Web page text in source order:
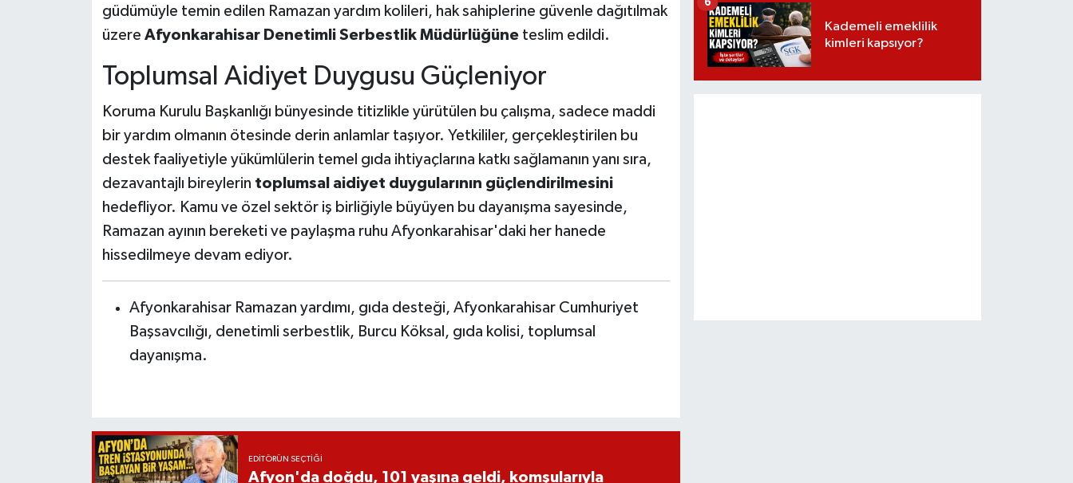
güdümüyle temin edilen Ramazan yardım kolileri, hak sahiplerine güvenle dağıtılmak
üzere Afyonkarahisar Denetimli Serbestlik Müdürlüğüneteslim edildi.
Toplumsal Aidiyet Duygusu Güçleniyor
Koruma Kurulu Başkanlığı bünyesinde titizlikle yürütülen bu çalışma, sadece maddi
bir yardım olmanın ötesinde derin anlamlar taşıyor. Yetkililer, gerçekleştirilen bu
destek faaliyetiyle yükümlülerin temel gıda ihtiyaçlarına katkı sağlamanın yanı sıra,
dezavantajlı bireylerin toplumsal aidiyet duygularının güçlendirilmesini
hedefliyor. Kamu ve özel sektör iş birliğiyle büyüyen bu dayanışma sayesinde,
Ramazan ayının bereketi ve paylaşma ruhu Afyonkarahisar'daki her hanede
hissedilmeye devam ediyor.
Afyonkarahisar Ramazan yardımı, gıda desteği, Afyonkarahisar Cumhuriyet
Başsavcılığı, denetimli serbestlik, Burcu Köksal, gıda kolisi, toplumsal
dayanışma.
EDITÖRÜN SEÇTIĞI
Afyon'da doğdu, 101 yaşına geldi, komşularıyla
Kademeli emeklilik
kimleri kapsıyor?
6